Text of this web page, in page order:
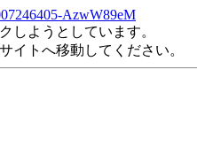
AzwW89eM
しようとしています。
イトへ移動してください。